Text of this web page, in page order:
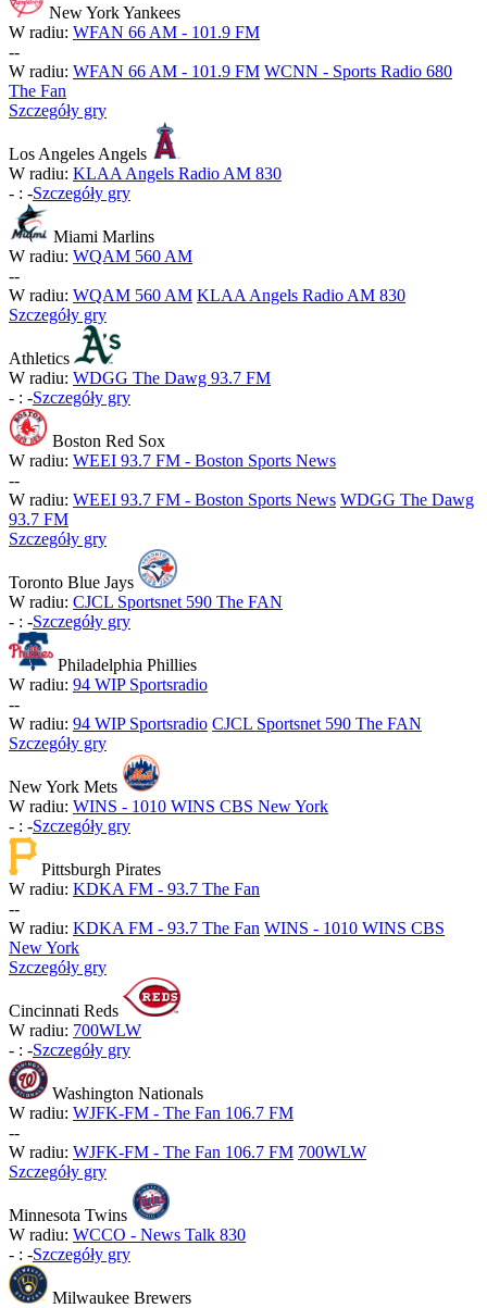
New York Yankees
W radiu: WFAN 66 AM - 101.9 FM
--
W radiu: WFAN 66 AM - 101.9 FM WCNN - Sports Radio 680
The Fan
Szczegóły gry
Los Angeles Angels
W radiu: KLAA Angels Radio AM 830
- : -Szczegóły gry
Miami Marlins
W radiu: WQAM 560 AM
--
W radiu: WQAM 560 AM KLAA Angels Radio AM 830
Szczegóły gry
Athletics
W radiu: WDGG The Dawg 93.7 FM
- : -Szczegóły gry
Boston Red Sox
W radiu: WEEI 93.7 FM - Boston Sports News
--
W radiu: WEEI 93.7 FM - Boston Sports News WDGG The Dawg
93.7 FM
Szczegóły gry
Toronto Blue Jays
W radiu: CJCL Sportsnet 590 The FAN
- : -Szczegóły gry
Philadelphia Phillies
W radiu: 94 WIP Sportsradio
--
W radiu: 94 WIP Sportsradio CJCL Sportsnet 590 The FAN
Szczegóły gry
New York Mets
W radiu: WINS - 1010 WINS CBS New York
- : -Szczegóły gry
Pittsburgh Pirates
W radiu: KDKA FM - 93.7 The Fan
--
W radiu: KDKA FM - 93.7 The Fan WINS - 1010 WINS CBS
New York
Szczegóły gry
Cincinnati Reds
W radiu: 700WLW
- : -Szczegóły gry
Washington Nationals
W radiu: WJFK-FM - The Fan 106.7 FM
--
W radiu: WJFK-FM - The Fan 106.7 FM 700WLW
Szczegóły gry
Minnesota Twins
W radiu: WCCO - News Talk 830
- : -Szczegóły gry
Milwaukee Brewers